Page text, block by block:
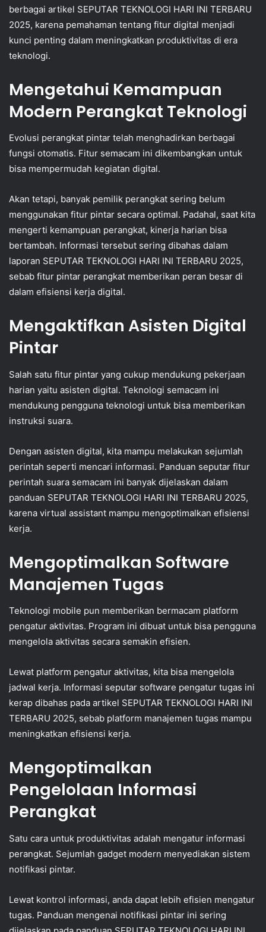
berbagai artikel SEPUTAR TEKNOLOGI HARI INI TERBARU
2025, karena pemahaman tentang fitur digital menjadi
kunci penting dalam meningkatkan produktivitas di era
teknologi.
Mengetahui Kemampuan
Modern Perangkat Teknologi
Evolusi perangkat pintar telah menghadirkan berbagai
fungsi otomatis. Fitur semacam ini dikembangkan untuk
bisa mempermudah kegiatan digital.
Akan tetapi, banyak pemilik perangkat sering belum
menggunakan fitur pintar secara optimal. Padahal, saat kita
mengerti kemampuan perangkat, kinerja harian bisa
bertambah. Informasi tersebut sering dibahas dalam
laporan SEPUTAR TEKNOLOGI HARI INI TERBARU 2025,
sebab fitur pintar perangkat memberikan peran besar di
dalam efisiensi kerja digital.
Mengaktifkan Asisten Digital
Pintar
Salah satu fitur pintar yang cukup mendukung pekerjaan
harian yaitu asisten digital. Teknologi semacam ini
mendukung pengguna teknologi untuk bisa memberikan
instruksi suara.
Dengan asisten digital, kita mampu melakukan sejumlah
perintah seperti mencari informasi. Panduan seputar fitur
perintah suara semacam ini banyak dijelaskan dalam
panduan SEPUTAR TEKNOLOGI HARI INI TERBARU 2025,
karena virtual assistant mampu mengoptimalkan efisiensi
kerja.
Mengoptimalkan Software
Manajemen Tugas
Teknologi mobile pun memberikan bermacam platform
pengatur aktivitas. Program ini dibuat untuk bisa pengguna
mengelola aktivitas secara semakin efisien.
Lewat platform pengatur aktivitas, kita bisa mengelola
jadwal kerja. Informasi seputar software pengatur tugas ini
kerap dibahas pada artikel SEPUTAR TEKNOLOGI HARI INI
TERBARU 2025, sebab platform manajemen tugas mampu
meningkatkan efisiensi kerja.
Mengoptimalkan
Pengelolaan Informasi
Perangkat
Satu cara untuk produktivitas adalah mengatur informasi
perangkat. Sejumlah gadget modern menyediakan sistem
notifikasi pintar.
Lewat kontrol informasi, anda dapat lebih efisien mengatur
tugas. Panduan mengenai notifikasi pintar ini sering